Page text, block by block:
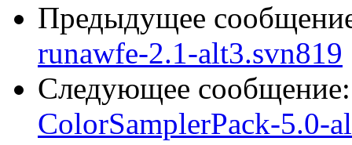
Предыдущее
runawfe-2.1-alt3.svn819
Следующее
ColorSamplerPack-5.0-